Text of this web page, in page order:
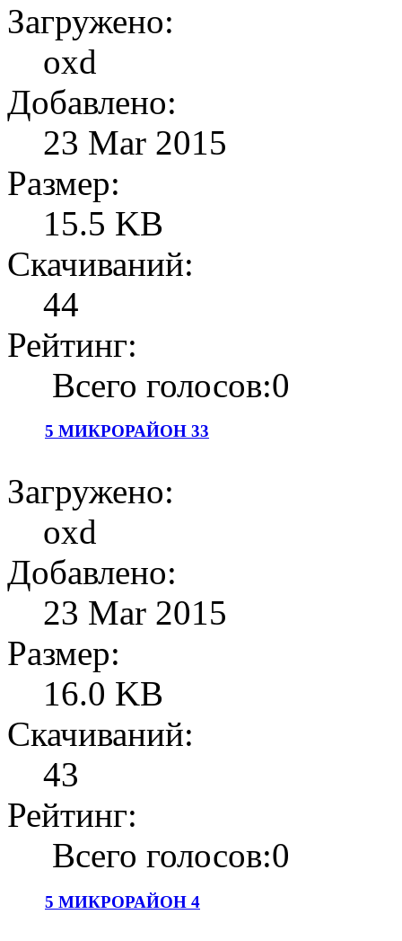
Загружено:
oxd
Добавлено:
23 Mar 2015
Размер:
15.5 KB
Скачиваний:
44
Рейтинг:
Всего голосов:0
5 МИКРОРАЙОН 33
Загружено:
oxd
Добавлено:
23 Mar 2015
Размер:
16.0 KB
Скачиваний:
43
Рейтинг:
Всего голосов:0
5 МИКРОРАЙОН 4